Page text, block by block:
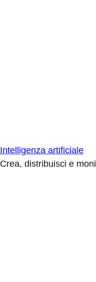
Intelligenza artificiale
Crea, distribuisci e